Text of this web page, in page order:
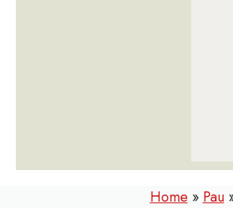
Home » Pau